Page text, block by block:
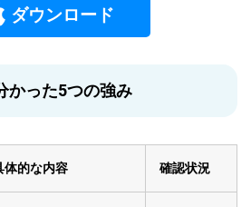
ダウンロード
かった5つの強み
体的な内容 確認状況